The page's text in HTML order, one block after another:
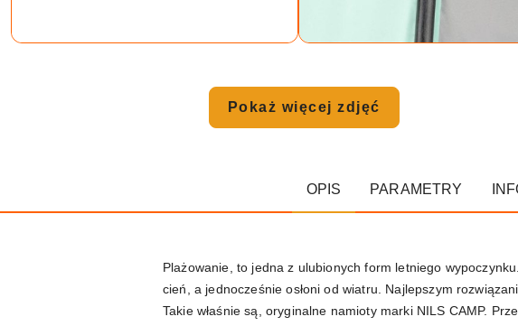
Pokaż więcej zdjęć
OPIS PARAMETRY
Plażowanie, to jedna z ulubionych form letniego
cień, a jednocześnie osłoni od wiatru. Najlepszym
Takie właśnie są, oryginalne namioty marki NILS CAMP.